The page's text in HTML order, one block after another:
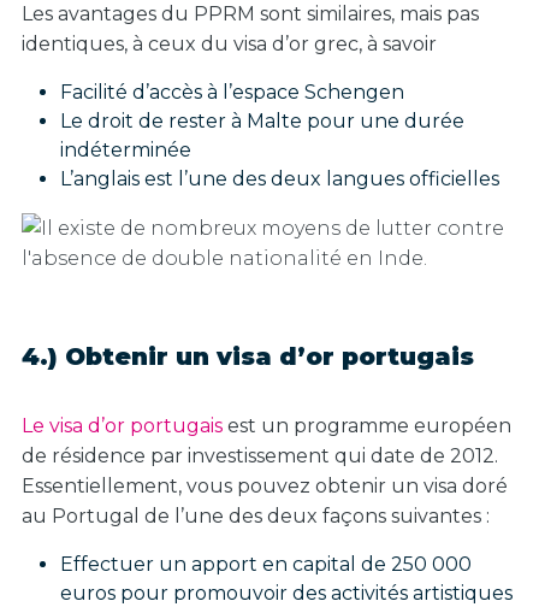
Les avantages du PPRM sont similaires, mais pas
identiques, à ceux du visa d’or grec, à savoir
Facilité d’accès à l’espace Schengen
Le droit de rester à Malte pour une durée
indéterminée
L’anglais est l’une des deux langues officielles
4.) Obtenir un visa d’or portugais
Le visa d’or portugais est un programme européen
de résidence par investissement qui date de 2012.
Essentiellement, vous pouvez obtenir un visa doré
au Portugal de l’une des deux façons suivantes :
Effectuer un apport en capital de 250 000
euros pour promouvoir des activités artistiques